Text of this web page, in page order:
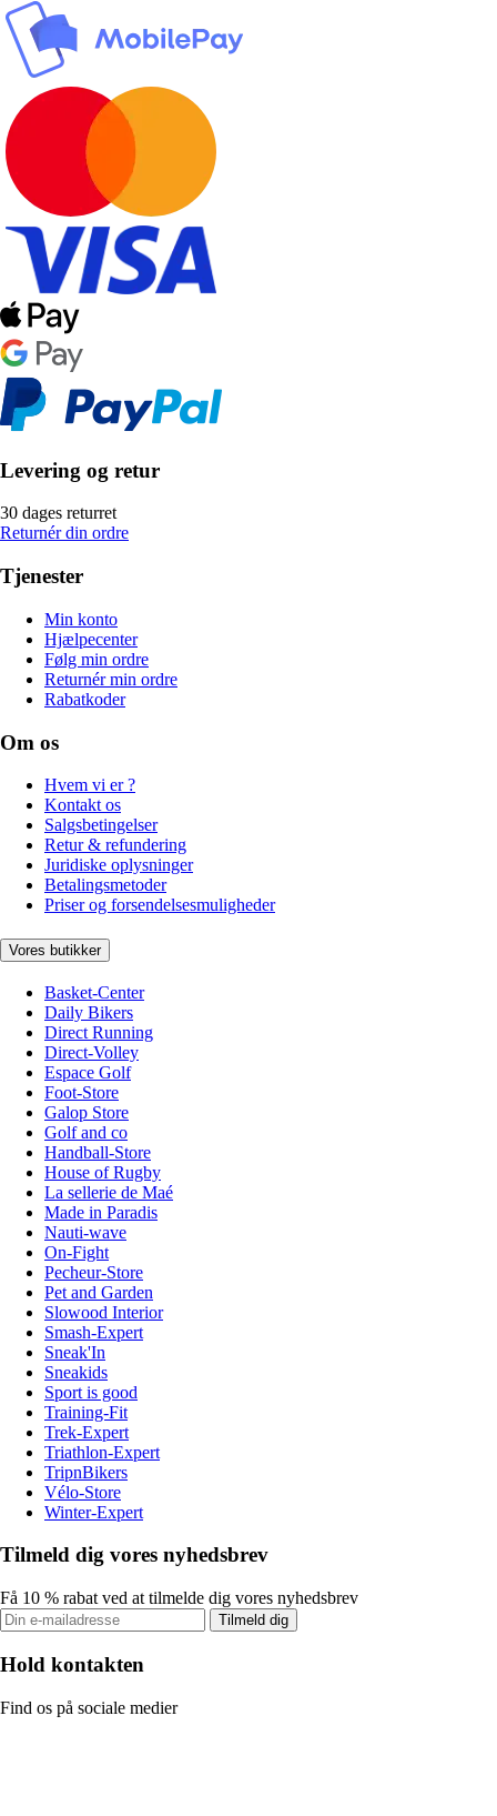
Levering og retur
30 dages returret
Returnér din ordre
Tjenester
Min konto
Hjælpecenter
Følg min ordre
Returnér min ordre
Rabatkoder
Om os
Hvem vi er ?
Kontakt os
Salgsbetingelser
Retur & refundering
Juridiske oplysninger
Betalingsmetoder
Priser og forsendelsesmuligheder
Vores butikker
Basket-Center
Daily Bikers
Direct Running
Direct-Volley
Espace Golf
Foot-Store
Galop Store
Golf and co
Handball-Store
House of Rugby
La sellerie de Maé
Made in Paradis
Nauti-wave
On-Fight
Pecheur-Store
Pet and Garden
Slowood Interior
Smash-Expert
Sneak'In
Sneakids
Sport is good
Training-Fit
Trek-Expert
Triathlon-Expert
TripnBikers
Vélo-Store
Winter-Expert
Tilmeld dig vores nyhedsbrev
Få 10 % rabat ved at tilmelde dig vores nyhedsbrev
Tilmeld dig
Hold kontakten
Find os på sociale medier